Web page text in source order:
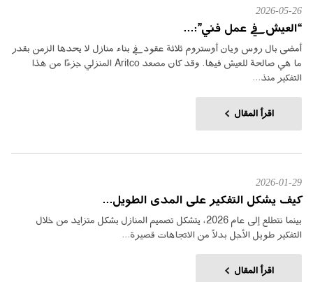
2026-05-26
“العيش في عمل فني”:...
أمضى بال روس ويان أوستروم ثلاثة عقود في بناء منازل لا يحدها الزمن بقدر
ما هي صالحة للعيش فيها. وقد كان مصعد Aritco المنزلي جزءًا من هذا
التفكير منذ...
اقرأ المقال
2026-01-29
كيف يشكل التفكير على المدى الطويل...
بينما نتطلع إلى عام 2026، يتشكل تصميم المنازل بشكل متزايد من خلال
التفكير طويل الأجل بدلاً من الاتجاهات قصيرة...
اقرأ المقال